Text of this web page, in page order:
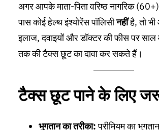
अगर आपके माता-पिता वरिष्ठ नागरिक
पास कोई हेल्थ इंश्योरेंस पॉलिसीनहींहै, तो
इलाज, दवाइयों और डॉक्टर की फीस पर साल
तक की टैक्स छूट का दावा कर सकते हैं।
टैक्स छूट पाने के लिए
भुगतान का तरीका:प्रीमियम का